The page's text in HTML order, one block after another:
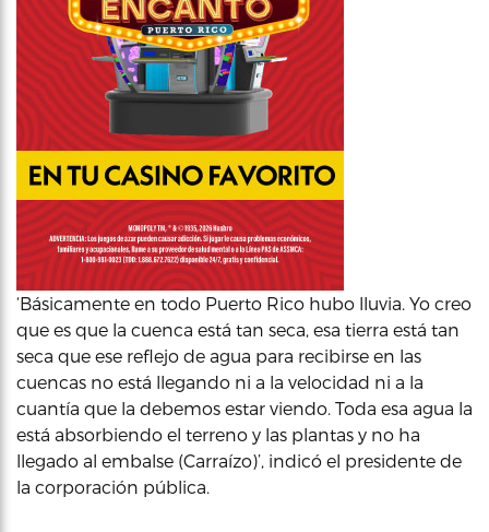
‘Básicamente en todo Puerto Rico hubo lluvia. Yo creo
que es que la cuenca está tan seca, esa tierra está tan
seca que ese reflejo de agua para recibirse en las
cuencas no está llegando ni a la velocidad ni a la
cuantía que la debemos estar viendo. Toda esa agua la
está absorbiendo el terreno y las plantas y no ha
llegado al embalse (Carraízo)’, indicó el presidente de
la corporación pública.